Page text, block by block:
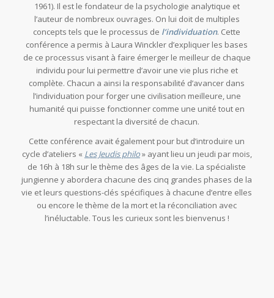
1961). Il est le fondateur de la psychologie analytique et
l’auteur de nombreux ouvrages. On lui doit de multiples
concepts tels que le processus de l’individuation. Cette
conférence a permis à Laura Winckler d’expliquer les bases
de ce processus visant à faire émerger le meilleur de chaque
individu pour lui permettre d’avoir une vie plus riche et
complète. Chacun a ainsi la responsabilité d’avancer dans
l’individuation pour forger une civilisation meilleure, une
humanité qui puisse fonctionner comme une unité tout en
respectant la diversité de chacun.
Cette conférence avait également pour but d’introduire un
cycle d’ateliers « Les Jeudis philo» ayant lieu un jeudi par mois,
de 16h à 18h sur le thème des âges de la vie. La spécialiste
jungienne y abordera chacune des cinq grandes phases de la
vie et leurs questions-clés spécifiques à chacune d’entre elles
ou encore le thème de la mort et la réconciliation avec
l’inéluctable. Tous les curieux sont les bienvenus !